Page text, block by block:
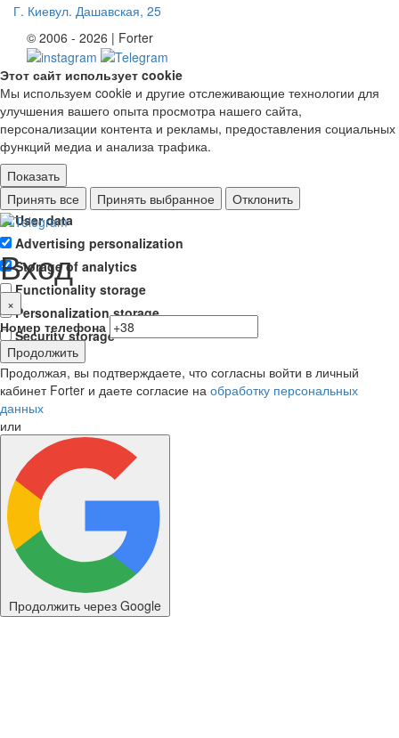
Г. Киевул. Дашавская, 25
© 2006 - 2026 | Forter
Этот сайт использует cookie
Мы используем cookie и другие отслеживающие технологии для
улучшения вашего опыта просмотра нашего сайта,
персонализации контента и рекламы, предоставления социальных
функций медиа и анализа трафика.
Показать
Ad storage
User data
Advertising personalization
Storage of analytics
Functionality storage
Personalization storage
Security storage
Принять все Принять выбранное Отклонить
Вход
×
Номер телефона
Продолжить
Продолжая, вы подтверждаете, что согласны войти в личный
кабинет Forter и даете согласие на обработку персональных
данных
или
Продолжить через Google